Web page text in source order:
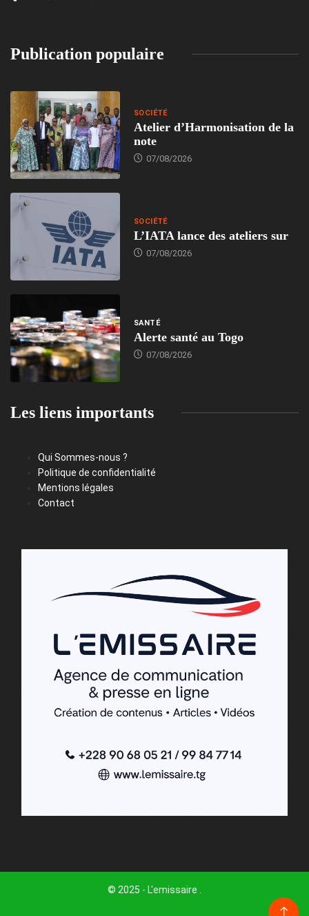
Publication populaire
SOCIÉTÉ
Atelier d’Harmonisation de la
note
07/08/2026
SOCIÉTÉ
L’IATA lance des ateliers sur
07/08/2026
SANTÉ
Alerte santé au Togo
07/08/2026
Les liens importants
Qui Sommes-nous ?
Politique de confidentialité
Mentions légales
Contact
© 2025 - L'emissaire .